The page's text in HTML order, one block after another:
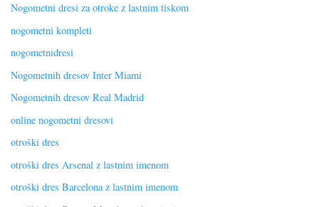
Nogometni dresi za otroke z lastnim tiskom
nogometni kompleti
nogometnidresi
Nogometnih dresov Inter Miami
Nogometnih dresov Real Madrid
online nogometni dresovi
otroški dres
otroški dres Arsenal z lastnim imenom
otroški dres Barcelona z lastnim imenom